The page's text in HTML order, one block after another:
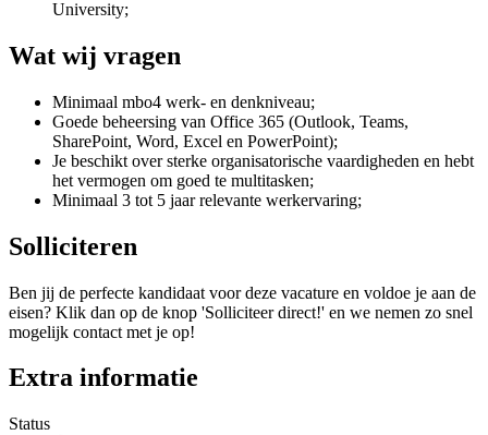
University;
Wat wij vragen
Minimaal mbo4 werk- en denkniveau;
Goede beheersing van Office 365 (Outlook, Teams,
SharePoint, Word, Excel en PowerPoint);
Je beschikt over sterke organisatorische vaardigheden en hebt
het vermogen om goed te multitasken;
Minimaal 3 tot 5 jaar relevante werkervaring;
Solliciteren
Ben jij de perfecte kandidaat voor deze vacature en voldoe je aan de
eisen? Klik dan op de knop 'Solliciteer direct!' en we nemen zo snel
mogelijk contact met je op!
Extra informatie
Status